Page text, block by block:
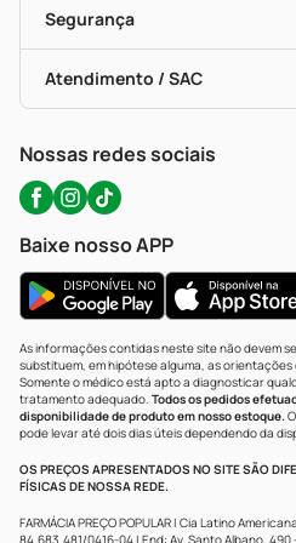
Formas De Pagamento
Troca E Devolução
Bulas De A A Z
Políticas De Marketplace
Serviços Farmacêuticos
Testes Rápidos
Autoteste Covid-19
Segurança
Certificado De Segurança
Portal Da Privacidade
Atendimento / SAC
WhatsApp (47) 9202-1687
Nossas redes sociais
Baixe nosso APP
As informações contidas neste site não devem
substituem, em hipótese alguma, as
Somente o médico está apto a diagnosticar
tratamento adequado. Todos os pedidos
disponibilidade de produto em nosso estoque.
pode levar até dois dias úteis dependendo da
OS PREÇOS APRESENTADOS NO SITE SÃO
FÍSICAS DE NOSSA REDE.
FARMÁCIA PREÇO POPULAR | Cia Latino
84.683.481/0416-04 | End: Av. Santo Albano, 490